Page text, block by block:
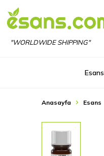
"WORLDWIDE SHIPPING"
Esans
Anasayfa Esans